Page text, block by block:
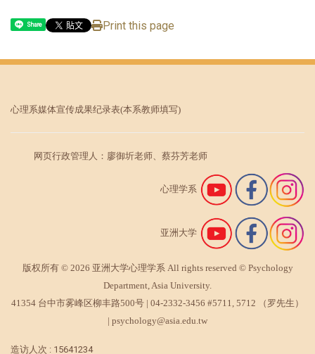
Share Print this page
心理系媒体宣传成果纪录表(本系教师填写)
网页行政管理人：廖御圻老师、蔡芬芳老师
心理学系
亚洲大学
版权所有 © 2026 亚洲大学心理学系 All rights reserved © Psychology
Department, Asia University.
41354 台中市雾峰区柳丰路500号 | 04-2332-3456 #5711, 5712 （罗先生）
| psychology@asia.edu.tw
造访人次 : 15641234